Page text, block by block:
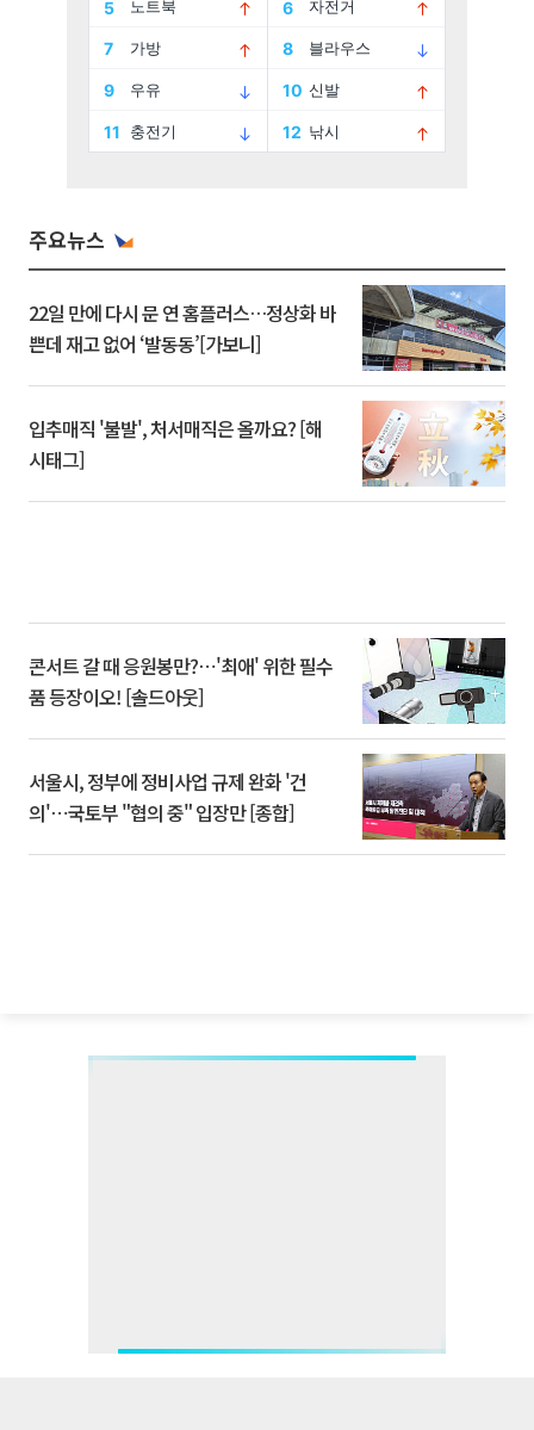
주요뉴스
22일 만에 다시 문 연 홈플러스…정상화 바
쁜데 재고 없어 ‘발동동’[가보니]
입추매직 '불발', 처서매직은 올까요? [해
시태그]
콘서트 갈 때 응원봉만?⋯'최애' 위한 필수
품 등장이오! [솔드아웃]
서울시, 정부에 정비사업 규제 완화 '건
의'⋯국토부 "협의 중" 입장만 [종합]